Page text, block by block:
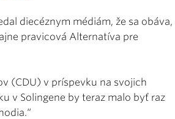
diecéznym médiám, že sa obáva,
pravicová Alternatíva pre
(CDU) v príspevku na svojich
v Solingene by teraz malo byť raz